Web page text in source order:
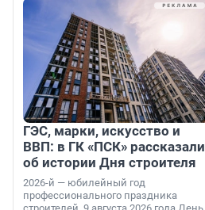
ГЭС, марки, искусство и
ВВП: в ГК «ПСК» рассказали
об истории Дня строителя
2026-й — юбилейный год
профессионального праздника